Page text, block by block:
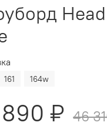
161 164w
₽ 46